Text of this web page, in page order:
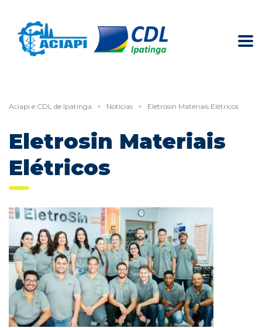
Aciapi e CDL de Ipatinga > Notícias > Eletrosin Materiais Elétricos
Eletrosin Materiais
Elétricos